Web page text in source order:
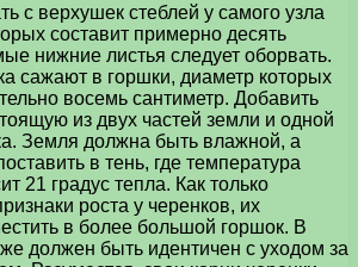
с верхушек стеблей у самого узла
составит примерно десять
нижние листья следует оборвать.
сажают в горшки, диаметр которых
восемь сантиметр. Добавить
из двух частей земли и одной
Земля должна быть влажной, а
в тень, где температура
21 градус тепла. Как только
роста у черенков, их
в более большой горшок. В
должен быть идентичен с уходом за